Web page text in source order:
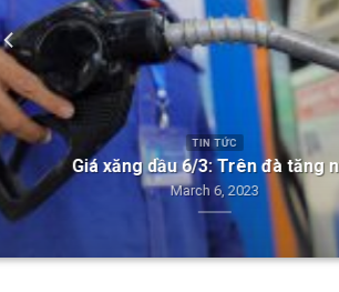
TÂN CHỦ TỊCH NƯỚC – ĐỒNG CHÍ:
NHẬM CHỨC
March 2, 2023